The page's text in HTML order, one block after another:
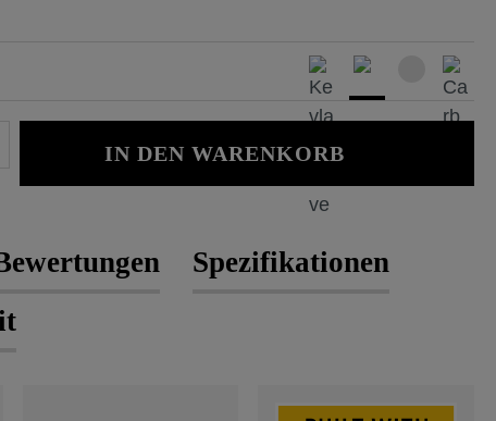
Gib den gewünschten Wert ein
IN DEN WARENKORB
Spezifikationen